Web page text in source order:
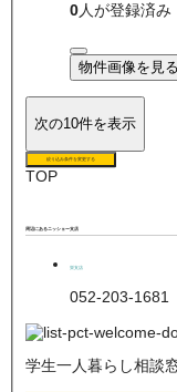
0人が登録済み
物件画像を見る
次の10件を表示
絞り込み条件を変更する
TOP
周辺にあるニッショー支店
栄支店
052-203-1681
学生一人暮らし相談